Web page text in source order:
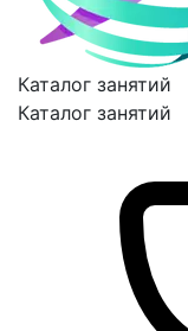
Каталог занятий
Каталог занятий